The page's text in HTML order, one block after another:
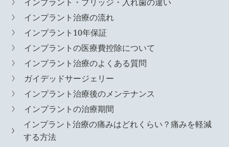
インプラント治療の流れ
インプラント10年保証
インプラントの医療費控除について
インプラント治療のよくある質問
ガイデッドサージェリー
インプラント治療後のメンテナンス
インプラントの治療期間
インプラント治療の痛みはどれくらい？痛みを軽減
する方法